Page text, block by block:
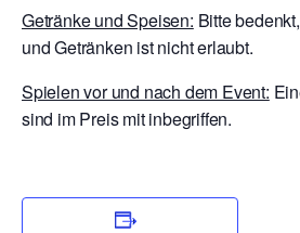
Getränke und Speisen: Bitte
und Getränken ist nicht erlaubt.
Spielen vor und nach dem Event:
sind im Preis mit inbegriffen.